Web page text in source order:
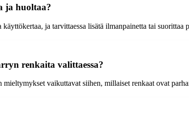
ja huoltaa?
ja tarvittaessa lisätä ilmanpainetta tai suorittaa
renkaita valittaessa?
vaikuttavat siihen, millaiset renkaat ovat